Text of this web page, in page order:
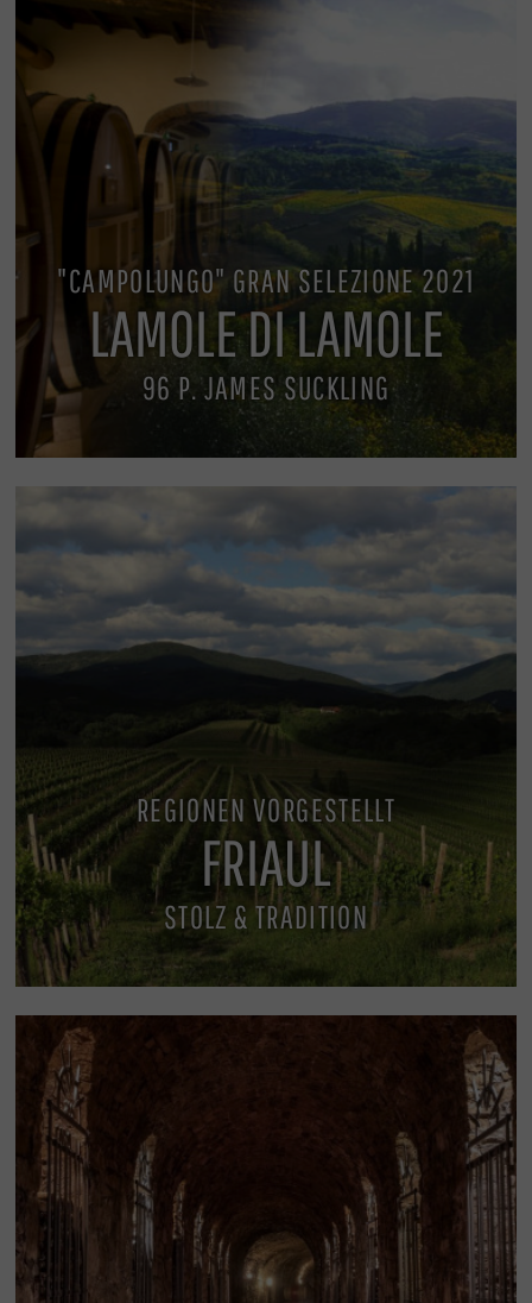
"CAMPOLUNGO" GRAN SELEZIONE 2021
LAMOLE DI LAMOLE
96 P. JAMES SUCKLING
REGIONEN VORGESTELLT
FRIAUL
STOLZ & TRADITION